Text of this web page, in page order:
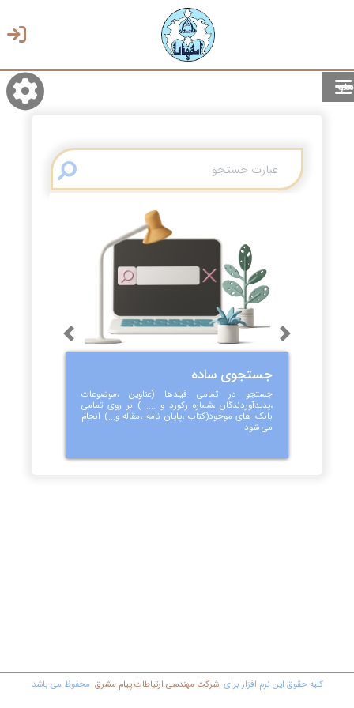
منو
انتخاب زبان
جستجوی ساده
جستجو در تمامی فیلدها (عناوین ،موضوعات
،پدیدآوردندگان ،شماره رکورد و .... ) بر روی تمامی
بانک های موجود(کتاب ،پایان نامه ،مقاله و...) انجام
می شود
Previous Next
کليه حقوق اين نرم افزار برای شرکت مهندسي ارتباطات پیام مشرق محفوظ مي باشد